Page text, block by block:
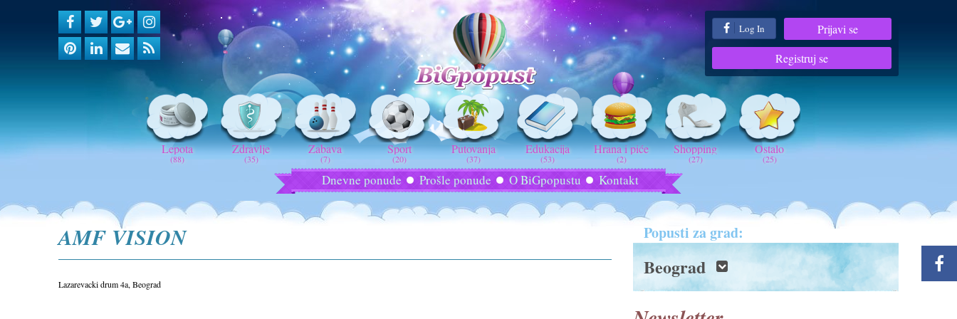
Log In
Prijavi se
Registruj se
Lepota
(88)
Zdravlje
(35)
Zabava
(7)
Sport
(20)
Putovanja
(37)
Edukacija
(53)
Hrana i piće
(2)
Shopping
(27)
Ostalo
(25)
Dnevne ponude Prošle ponude O BiGpopustu Kontakt
AMF VISION
Lazarevacki drum 4a, Beograd
Popusti za grad:
Beograd